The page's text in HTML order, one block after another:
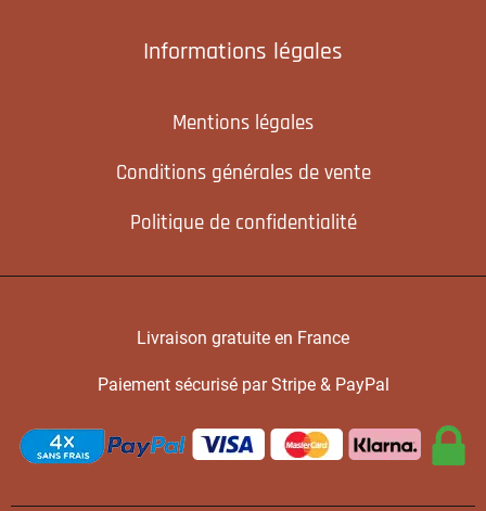
Informations légales
Mentions légales
Conditions générales de vente
Politique de confidentialité
Livraison gratuite en France
Paiement sécurisé par Stripe & PayPal